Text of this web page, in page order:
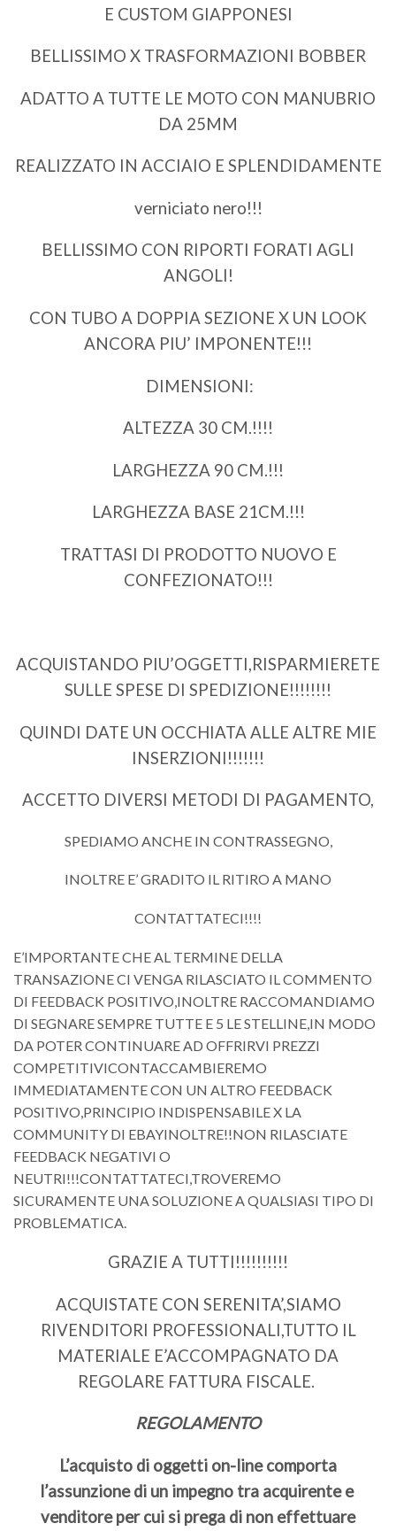
E CUSTOM GIAPPONESI
BELLISSIMO X TRASFORMAZIONI BOBBER
ADATTO A TUTTE LE MOTO CON MANUBRIO
DA 25MM
REALIZZATO IN ACCIAIO E SPLENDIDAMENTE
verniciato nero!!!
BELLISSIMO CON RIPORTI FORATI AGLI
ANGOLI!
CON TUBO A DOPPIA SEZIONE X UN LOOK
ANCORA PIU’ IMPONENTE!!!
DIMENSIONI:
ALTEZZA 30 CM.!!!!
LARGHEZZA 90 CM.!!!
LARGHEZZA BASE 21CM.!!!
TRATTASI DI PRODOTTO NUOVO E
CONFEZIONATO!!!
ACQUISTANDO PIU’OGGETTI,RISPARMIERETE
SULLE SPESE DI SPEDIZIONE!!!!!!!!
QUINDI DATE UN OCCHIATA ALLE ALTRE MIE
INSERZIONI!!!!!!!
ACCETTO DIVERSI METODI DI PAGAMENTO,
SPEDIAMO ANCHE IN CONTRASSEGNO,
INOLTRE E’ GRADITO IL RITIRO A MANO
CONTATTATECI!!!!
E’IMPORTANTE CHE AL TERMINE DELLA
TRANSAZIONE CI VENGA RILASCIATO IL COMMENTO
DI FEEDBACK POSITIVO,INOLTRE RACCOMANDIAMO
DI SEGNARE SEMPRE TUTTE E 5 LE STELLINE,IN MODO
DA POTER CONTINUARE AD OFFRIRVI PREZZI
COMPETITIVICONTACCAMBIEREMO
IMMEDIATAMENTE CON UN ALTRO FEEDBACK
POSITIVO,PRINCIPIO INDISPENSABILE X LA
COMMUNITY DI EBAYINOLTRE!!NON RILASCIATE
FEEDBACK NEGATIVI O
NEUTRI!!!CONTATTATECI,TROVEREMO
SICURAMENTE UNA SOLUZIONE A QUALSIASI TIPO DI
PROBLEMATICA.
GRAZIE A TUTTI!!!!!!!!!!
ACQUISTATE CON SERENITA’,SIAMO
RIVENDITORI PROFESSIONALI,TUTTO IL
MATERIALE E’ACCOMPAGNATO DA
REGOLARE FATTURA FISCALE.
REGOLAMENTO
L’acquisto di oggetti on-line comporta
l’assunzione di un impegno tra acquirente e
venditore per cui si prega di non effettuare